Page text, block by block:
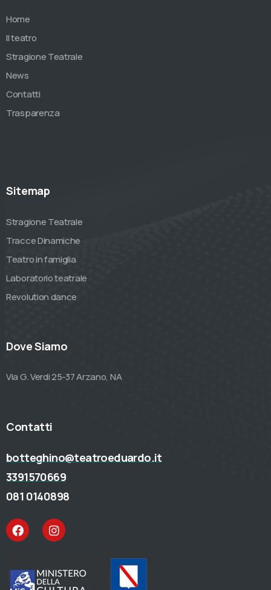
Home
Il teatro
Stragione Teatrale
News
Contatti
Trasparenza
Sitemap
Stragione Teatrale
Tracce Dinamiche
Teatro in famiglia
Laboratorio teatrale
Revolution dance
Dove Siamo
Via G. Verdi 25-37 Arzano, NA
Contatti
botteghino@teatroeduardo.it
3391570669
081 0140898